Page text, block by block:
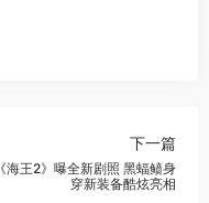
下一篇
《海王2》曝全新剧照 黑蝠鲼身
穿新装备酷炫亮相